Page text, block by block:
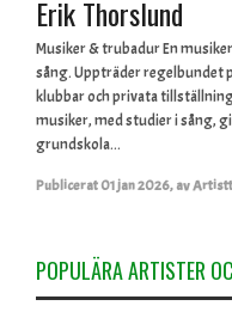
Erik Thorslund
Musiker & trubadur En
sång. Uppträder regelbundet
klubbar och privata
musiker, med studier i sång,
grundskola...
Publicerat01 jan 2026,av
POPULÄRA ARTISTER